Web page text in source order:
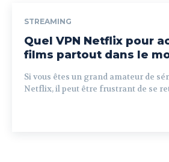
STREAMING
Quel VPN Netflix pour
films partout dans le
Si vous êtes un grand amateur de
Netflix, il peut être frustrant de se